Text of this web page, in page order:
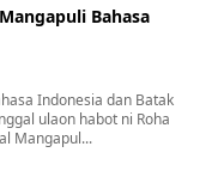
Bahasa
Indonesia dan Batak
ulaon habot ni Roha
Mangapul...